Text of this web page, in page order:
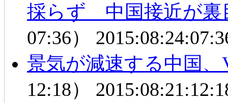
採らず 中国接近が
07:36）
景気が減速する中国
12:18）